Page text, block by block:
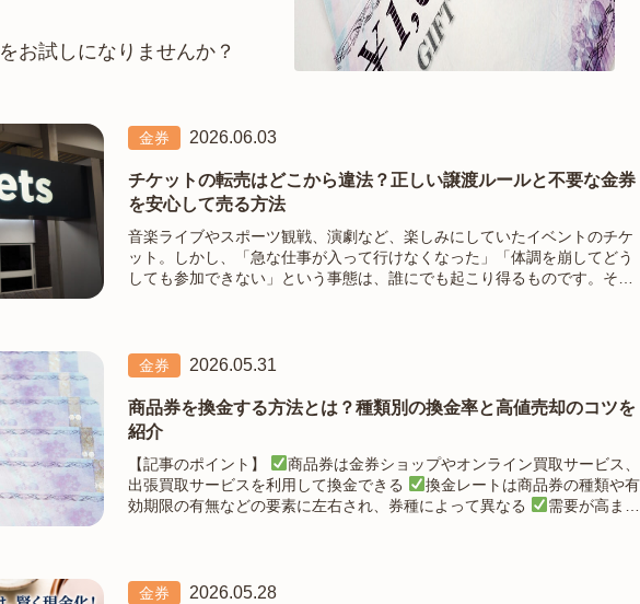
をお試しになりませんか？
金券 2026.06.03
チケットの転売はどこから違法？正しい譲渡ルールと不要な金券
を安心して売る方法
音楽ライブやスポーツ観戦、演劇など、楽しみにしていたイベントのチケ
ット。しかし、「急な仕事が入って行けなくなった」「体調を崩してどう
しても参加できない」という事態は、誰にでも起こり得るものです。その
金券 2026.05.31
商品券を換金する方法とは？種類別の換金率と高値売却のコツを
紹介
【記事のポイント】
商品券は金券ショップやオンライン買取サービス、
出張買取サービスを利用して換金できる
換金レートは商品券の種類や有
効期限の有無などの要素に左右され、券種によって異なる
需要が高まる
金券 2026.05.28